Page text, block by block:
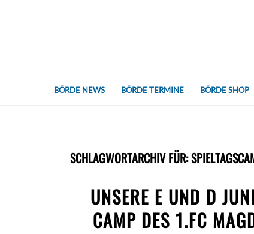
BÖRDE NEWS BÖRDE TERMINE BÖRDE SHOP
SCHLAGWORTARCHIV FÜR:
UNSERE E UND D
CAMP DES 1.FC